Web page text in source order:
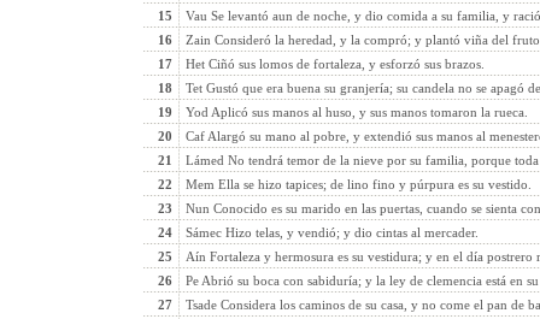
15
Vau Se levantó aun de noche, y dio comida a su familia, y
16
Zain Consideró la heredad, y la compró; y plantó viña del fruto
17
Het Ciñó sus lomos de fortaleza, y esforzó sus brazos.
18
Tet Gustó que era buena su granjería; su candela no se apagó
19
Yod Aplicó sus manos al huso, y sus manos tomaron la rueca.
20
Caf Alargó su mano al pobre, y extendió sus manos al
21
Lámed No tendrá temor de la nieve por su familia, porque
22
Mem Ella se hizo tapices; de lino fino y púrpura es su vestido.
23
Nun Conocido es su marido en las puertas, cuando se sienta
24
Sámec Hizo telas, y vendió; y dio cintas al mercader.
25
Aín Fortaleza y hermosura es su vestidura; y en el día postrero
26
Pe Abrió su boca con sabiduría; y la ley de clemencia está en
27
Tsade Considera los caminos de su casa, y no come el pan de